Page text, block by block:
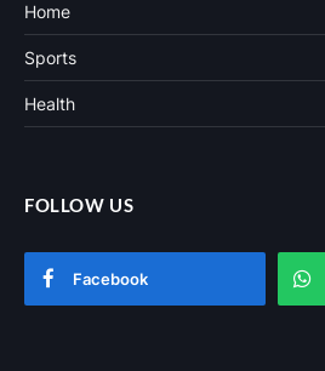
Home
Sports
Health
FOLLOW US
Facebook